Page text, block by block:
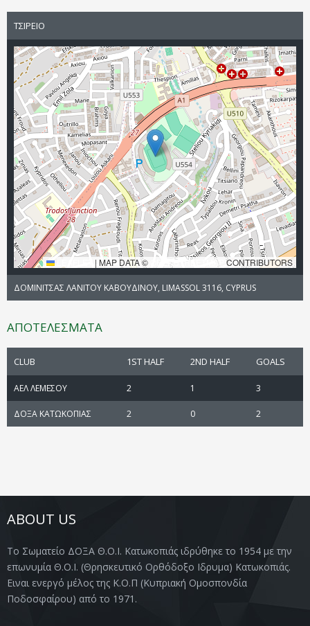
ΤΣΙΡΕΙΟ
| MAP DATA © OPENSTREETMAP CONTRIBUTORS
ΔΟΜΙΝΙΤΣΑΣ ΛΑΝΙΤΟΥ ΚΑΒΟΥΔΙΝΟΥ, LIMASSOL 3116, CYPRUS
ΑΠΟΤΕΛΕΣΜΑΤΑ
CLUB 1ST HALF 2ND HALF GOALS
ΑΕΛ ΛΕΜΕΣΟΥ 2 1 3
ΔΟΞΑ ΚΑΤΩΚΟΠΙΑΣ 2 0 2
ABOUT US
Το Σωματείο ΔΟΞΑ Θ.Ο.Ι. Κατωκοπιάς ιδρύθηκε το 1954 με την
επωνυμία Θ.Ο.Ι. (Θρησκευτικό Ορθόδοξο Ιδρυμα) Κατωκοπιάς.
Ειναι ενεργό μέλος της Κ.Ο.Π (Κυπριακή Ομοσπονδία
Ποδοσφαίρου) από το 1971.